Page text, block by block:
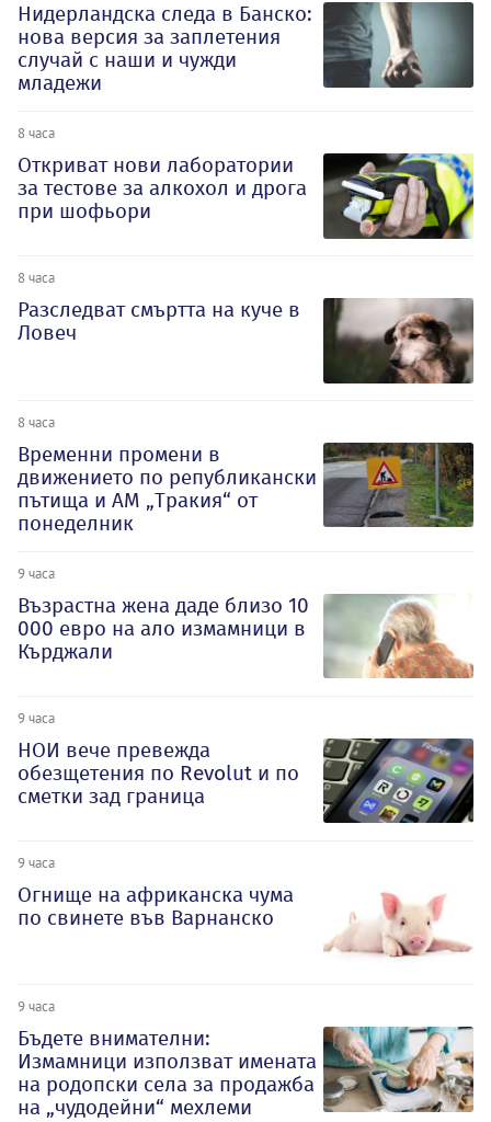
Нидерландска следа в Банско:
нова версия за заплетения
случай с наши и чужди
младежи
8 часа
Откриват нови лаборатории
за тестове за алкохол и дрога
при шофьори
8 часа
Разследват смъртта на куче в
Ловеч
8 часа
Временни промени в
движението по републикански
пътища и АМ „Тракия“ от
понеделник
9 часа
Възрастна жена даде близо 10
000 евро на ало измамници в
Кърджали
9 часа
НОИ вече превежда
обезщетения по Revolut и по
сметки зад граница
9 часа
Огнище на африканска чума
по свинете във Варнанско
9 часа
Бъдете внимателни:
Измамници използват имената
на родопски села за продажба
на „чудодейни“ мехлеми